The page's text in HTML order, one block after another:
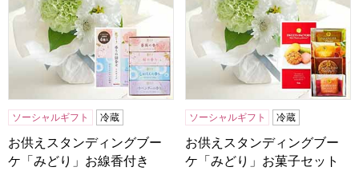
ソーシャルギフト 冷蔵
お供えスタンディングブー
ケ「みどり」お線香付き
ソーシャルギフト 冷蔵
お供えスタンディングブー
ケ「みどり」お菓子セット